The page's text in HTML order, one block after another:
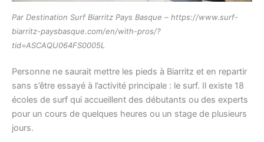
Par Destination Surf Biarritz Pays Basque – https://www.surf-
biarritz-paysbasque.com/en/with-pros/?
tid=ASCAQU064FS0005L
​​​​​​​Personne ne saurait mettre les pieds à Biarritz et en repartir
sans s’être essayé à l’activité principale : le surf. Il existe 18
écoles de surf qui accueillent des débutants ou des experts
pour un cours de quelques heures ou un stage de plusieurs
jours.